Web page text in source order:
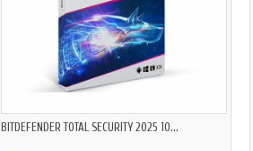
BITDEFENDER TOTAL SECURITY 2025 10...